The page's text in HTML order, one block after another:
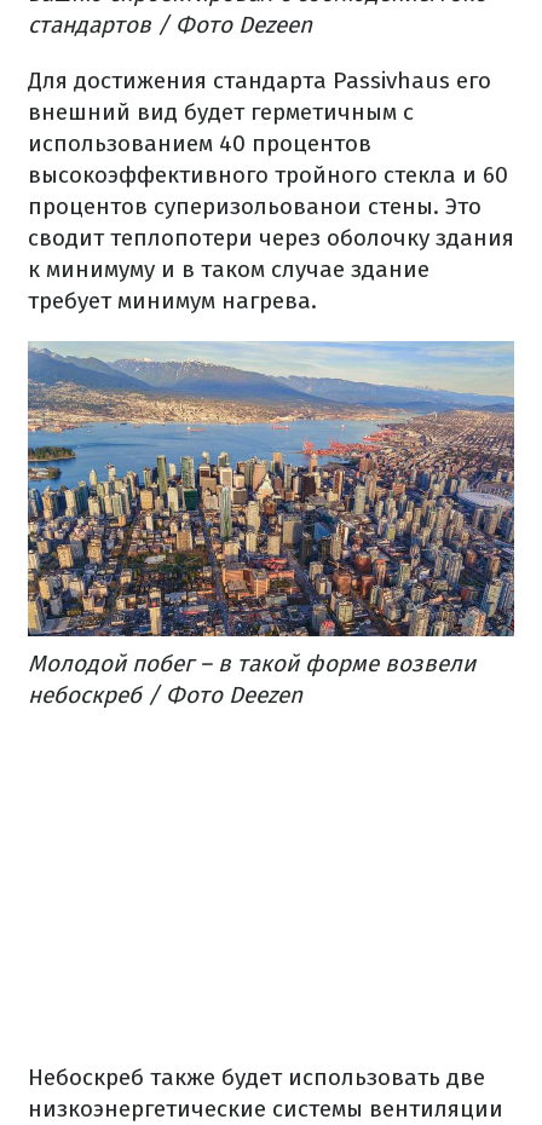
стандартов / Фото Dezeen
Для достижения стандарта Passivhaus его
внешний вид будет герметичным с
использованием 40 процентов
высокоэффективного тройного стекла и 60
процентов суперизольованои стены. Это
сводит теплопотери через оболочку здания
к минимуму и в таком случае здание
требует минимум нагрева.
Молодой побег – в такой форме возвели
небоскреб / Фото Deezen
Небоскреб также будет использовать две
низкоэнергетические системы вентиляции